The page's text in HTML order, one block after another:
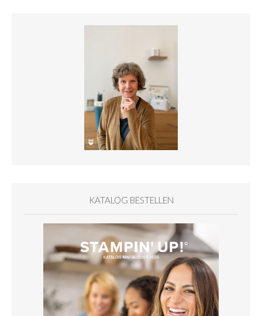
KATALOG BESTELLEN